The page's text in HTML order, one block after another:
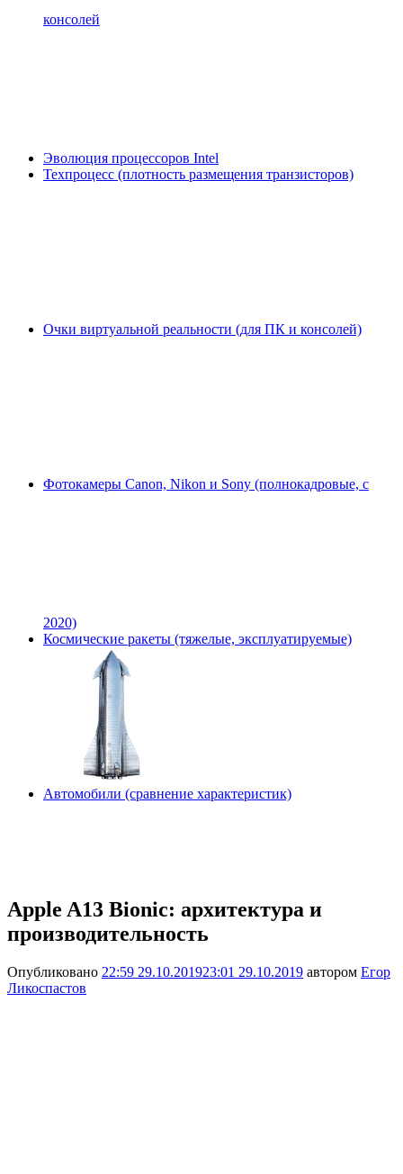
консолей
Эволюция процессоров Intel
Техпроцесс (плотность размещения транзисторов)
Очки виртуальной реальности (для ПК и консолей)
Фотокамеры Canon, Nikon и Sony (полнокадровые, с
2020)
Космические ракеты (тяжелые, эксплуатируемые)
Автомобили (сравнение характеристик)
Apple A13 Bionic: архитектура и
производительность
Опубликовано 22:59 29.10.201923:01 29.10.2019 автором Егор
Ликоспастов